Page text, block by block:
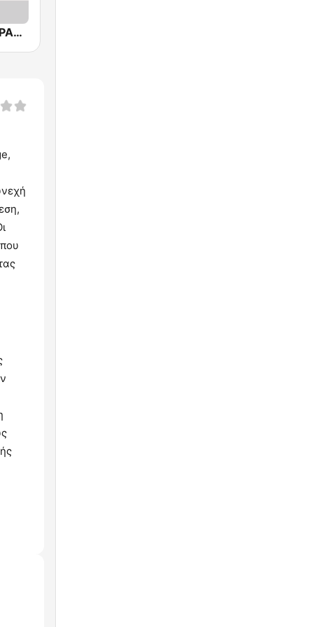
ERA Spor - ΕΡΑΣΠΟΡ